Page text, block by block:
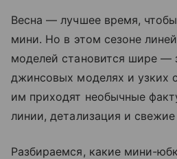
Весна — лучшее время,
мини. Но в этом сезоне
моделей становится шире —
джинсовых моделях и узких
им приходят необычные
линии, детализация и свежие
Разбираемся, какие мини-